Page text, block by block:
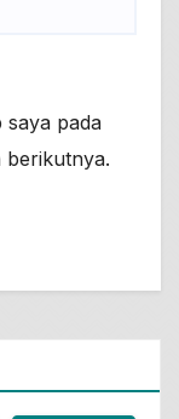
saya pada
berikutnya.